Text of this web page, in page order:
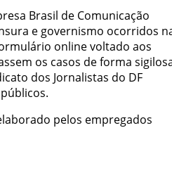
Brasil de Comunicação
e governismo ocorridos
online voltado aos
os casos de forma
dos Jornalistas do DF
pelos empregados